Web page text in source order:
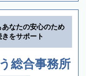
あなたの安心のため
をサポート
総合事務所